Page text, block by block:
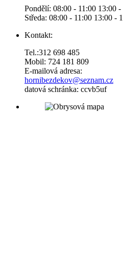
Pondělí: 08:00 - 11:00 13:00 -
Středa: 08:00 - 11:00 13:00 -
Kontakt:
Tel.:312 698 485
Mobil: 724 181 809
E-mailová adresa:
hornibezdekov@seznam.cz
datová schránka: ccvb5uf